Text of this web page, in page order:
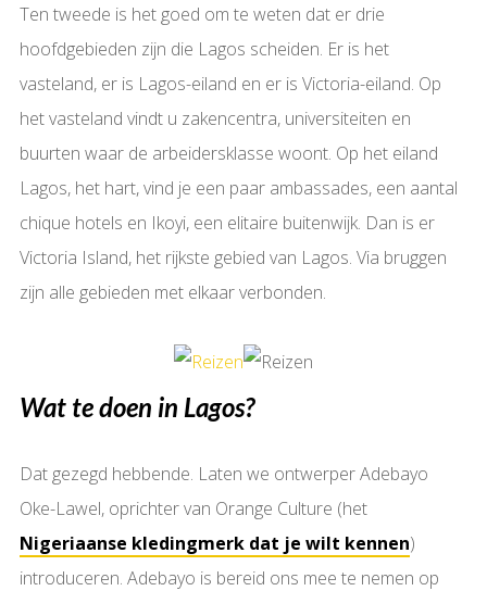
Ten tweede is het goed om te weten dat er drie
hoofdgebieden zijn die Lagos scheiden. Er is het
vasteland, er is Lagos-eiland en er is Victoria-eiland. Op
het vasteland vindt u zakencentra, universiteiten en
buurten waar de arbeidersklasse woont. Op het eiland
Lagos, het hart, vind je een paar ambassades, een aantal
chique hotels en Ikoyi, een elitaire buitenwijk. Dan is er
Victoria Island, het rijkste gebied van Lagos. Via bruggen
zijn alle gebieden met elkaar verbonden.
Wat te doen in Lagos?
Dat gezegd hebbende. Laten we ontwerper Adebayo
Oke-Lawel, oprichter van Orange Culture (het
Nigeriaanse kledingmerk dat je wilt kennen)
introduceren. Adebayo is bereid ons mee te nemen op